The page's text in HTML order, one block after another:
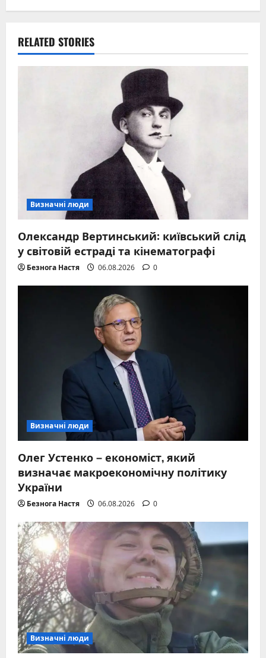
RELATED STORIES
Визначні люди
Олександр Вертинський: київський слід
у світовій естраді та кінематографі
Безнога Настя 06.08.2026 0
Визначні люди
Олег Устенко – економіст, який
визначає макроекономічну політику
України
Безнога Настя 06.08.2026 0
Визначні люди